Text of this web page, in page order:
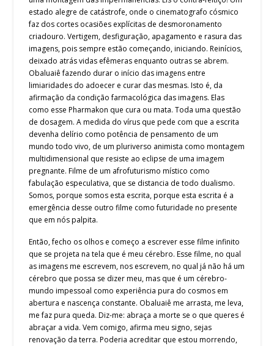
estado alegre de catástrofe, onde o cinematografo cósmico
faz dos cortes ocasiões explícitas de desmoronamento
criadouro. Vertigem, desfiguração, apagamento e rasura das
imagens, pois sempre estão começando, iniciando. Reinícios,
deixado atrás vidas efêmeras enquanto outras se abrem.
Obaluaiê fazendo durar o início das imagens entre
limiaridades do adoecer e curar das mesmas. Isto é, da
afirmação da condição farmacológica das imagens. Elas
como esse Pharmakon que cura ou mata. Toda uma questão
de dosagem. A medida do vírus que pede com que a escrita
devenha delírio como potência de pensamento de um
mundo todo vivo, de um pluriverso animista como montagem
multidimensional que resiste ao eclipse de uma imagem
pregnante. Filme de um afrofuturismo místico como
fabulação especulativa, que se distancia de todo dualismo.
Somos, porque somos esta escrita, porque esta escrita é a
emergência desse outro filme como futuridade no presente
que em nós palpita.
Então, fecho os olhos e começo a escrever esse filme infinito
que se projeta na tela que é meu cérebro. Esse filme, no qual
as imagens me escrevem, nos escrevem, no qual já não há um
cérebro que possa se dizer meu, mas que é um cérebro-
mundo impessoal como experiência pura do cosmos em
abertura e nascença constante. Obaluaiê me arrasta, me leva,
me faz pura queda. Diz-me: abraça a morte se o que queres é
abraçar a vida. Vem comigo, afirma meu signo, sejas
renovação da terra. Poderia acreditar que estou morrendo,